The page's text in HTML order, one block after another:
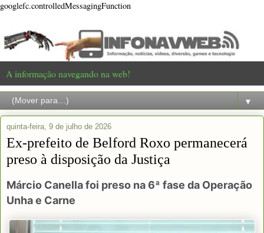
googlefc.controlledMessagingFunction
A informação navegando na web!
▼
quinta-feira, 9 de julho de 2026
Ex-prefeito de Belford Roxo permanecerá
preso à disposição da Justiça
Márcio Canella foi preso na 6ª fase da Operação
Unha e Carne